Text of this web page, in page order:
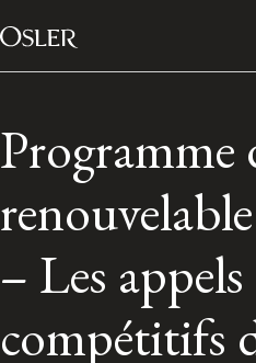
Passer au contenu
Main Navigation
Programme
– Les appels
compétitifs